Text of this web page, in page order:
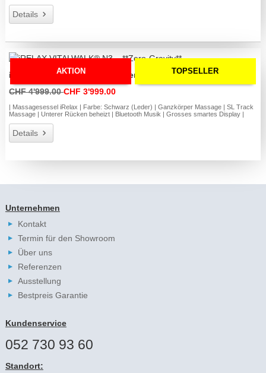
Details
AKTION TOPSELLER
iRELAX VITALWALK® N3 – **Zero-Gravity**
CHF 4'999.00CHF 3'999.00
| Massagesessel iRelax | Farbe: Schwarz (Leder) | Ganzkörper Massage | SL Track
Massage | Unterer Rücken beheizt | Bluetooth Musik | Grosses smartes Display |
Details
Unternehmen
Kontakt
Termin für den Showroom
Über uns
Referenzen
Ausstellung
Bestpreis Garantie
Kundenservice
052 730 93 60
Standort: